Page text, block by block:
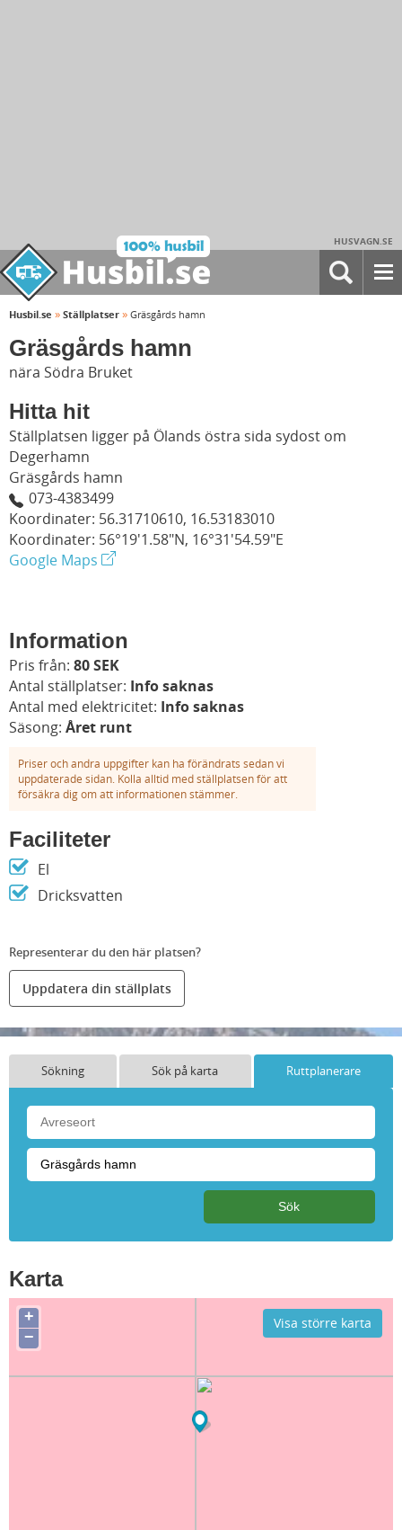
HUSVAGN.SE
Husbil.se » Ställplatser » Gräsgårds hamn
Gräsgårds hamn
nära Södra Bruket
Hitta hit
Ställplatsen ligger på Ölands östra sida sydost om
Degerhamn
Gräsgårds hamn
073-4383499
Koordinater: 56.31710610, 16.53183010
Koordinater: 56°19'1.58"N, 16°31'54.59"E
Google Maps
Information
Pris från: 80 SEK
Antal ställplatser: Info saknas
Antal med elektricitet: Info saknas
Säsong: Året runt
Priser och andra uppgifter kan ha förändrats sedan vi
uppdaterade sidan. Kolla alltid med ställplatsen för att
försäkra dig om att informationen stämmer.
Faciliteter
El
Dricksvatten
Representerar du den här platsen?
Uppdatera din ställplats
Sökning Sök på karta Ruttplanerare
Karta
Visa större karta
+
−